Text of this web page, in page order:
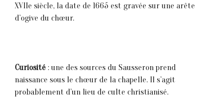
XVIIe siècle, la date de 1665 est gravée sur une arête
d’ogive du chœur.
Curiosité : une des sources du Sausseron prend
naissance sous le chœur de la chapelle. Il s’agit
probablement d’un lieu de culte christianisé.